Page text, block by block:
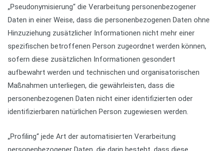
„Pseudonymisierung“ die Verarbeitung personenbezogener
Daten in einer Weise, dass die personenbezogenen Daten ohne
Hinzuziehung zusätzlicher Informationen nicht mehr einer
spezifischen betroffenen Person zugeordnet werden können,
sofern diese zusätzlichen Informationen gesondert
aufbewahrt werden und technischen und organisatorischen
Maßnahmen unterliegen, die gewährleisten, dass die
personenbezogenen Daten nicht einer identifizierten oder
identifizierbaren natürlichen Person zugewiesen werden.
„Profiling“ jede Art der automatisierten Verarbeitung